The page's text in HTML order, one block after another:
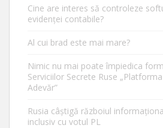
Cine are interes să controleze
evidenței contabile?
Al cui brad este mai mare?
Nimic nu mai poate împiedica
Serviciilor Secrete Ruse
Adevăr”
Rusia câștigă războiul
inclusiv cu votul PL